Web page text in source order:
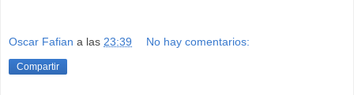
Oscar Fafian a las 23:39 No hay comentarios:
Compartir